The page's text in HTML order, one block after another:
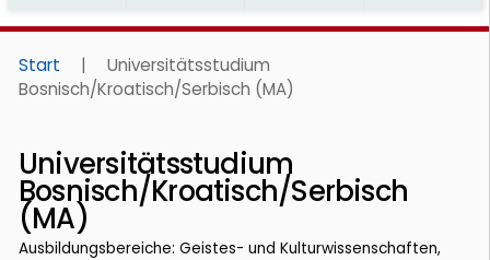
Start |
Universitätsstudium
Bosnisch/Kroatisch/Serbisch (MA)
Universitätsstudium
Bosnisch/Kroatisch/Serbisch
(MA)
Ausbildungsbereiche: Geistes- und Kulturwissenschaften,